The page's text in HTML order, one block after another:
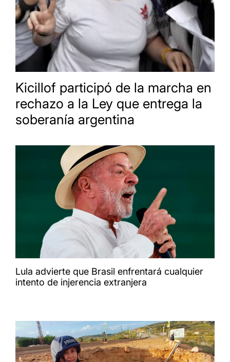
Kicillof participó de la marcha en
rechazo a la Ley que entrega la
soberanía argentina
Lula advierte que Brasil enfrentará cualquier
intento de injerencia extranjera